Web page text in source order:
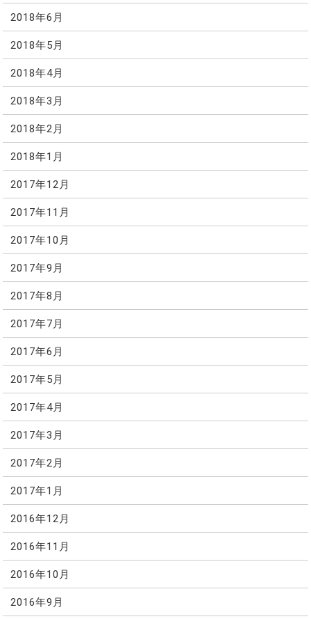
2018年6月
2018年5月
2018年4月
2018年3月
2018年2月
2018年1月
2017年12月
2017年11月
2017年10月
2017年9月
2017年8月
2017年7月
2017年6月
2017年5月
2017年4月
2017年3月
2017年2月
2017年1月
2016年12月
2016年11月
2016年10月
2016年9月